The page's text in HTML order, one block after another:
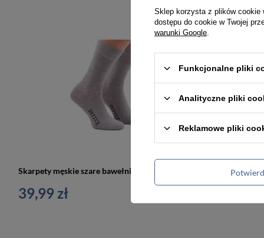
Skarpety męskie szare bawełniane - Patine
39,99 zł
Sklep korzysta z plików cookie
dostępu do cookie w Twojej
warunki Google
Funkcjonalne pliki
Analityczne pliki
Reklamowe pliki